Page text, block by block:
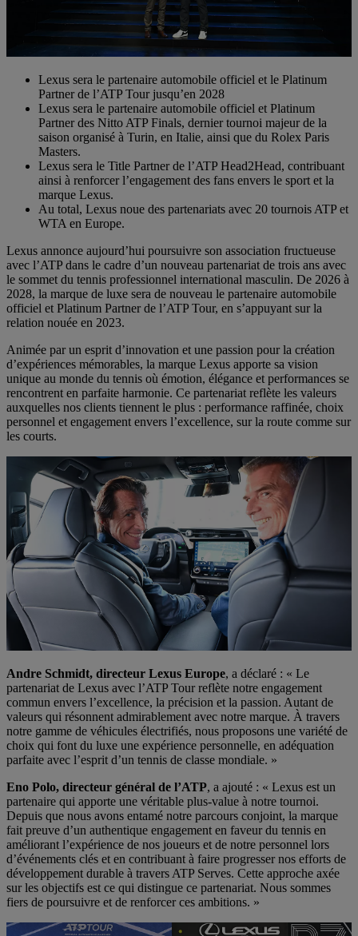
Lexus sera le partenaire automobile officiel et le Platinum
Partner de l’ATP Tour jusqu’en 2028
Lexus sera le partenaire automobile officiel et Platinum
Partner des Nitto ATP Finals, dernier tournoi majeur de la
saison organisé à Turin, en Italie, ainsi que du Rolex Paris
Masters.
Lexus sera le Title Partner de l’ATP Head2Head, contribuant
ainsi à renforcer l’engagement des fans envers le sport et la
marque Lexus.
Au total, Lexus noue des partenariats avec 20 tournois ATP et
WTA en Europe.
Lexus annonce aujourd’hui poursuivre son association fructueuse
avec l’ATP dans le cadre d’un nouveau partenariat de trois ans avec
le sommet du tennis professionnel international masculin. De 2026 à
2028, la marque de luxe sera de nouveau le partenaire automobile
officiel et Platinum Partner de l’ATP Tour, en s’appuyant sur la
relation nouée en 2023.
Animée par un esprit d’innovation et une passion pour la création
d’expériences mémorables, la marque Lexus apporte sa vision
unique au monde du tennis où émotion, élégance et performances se
rencontrent en parfaite harmonie. Ce partenariat reflète les valeurs
auxquelles nos clients tiennent le plus : performance raffinée, choix
personnel et engagement envers l’excellence, sur la route comme sur
les courts.
Andre Schmidt, directeur Lexus Europe, a déclaré : « Le
partenariat de Lexus avec l’ATP Tour reflète notre engagement
commun envers l’excellence, la précision et la passion. Autant de
valeurs qui résonnent admirablement avec notre marque. À travers
notre gamme de véhicules électrifiés, nous proposons une variété de
choix qui font du luxe une expérience personnelle, en adéquation
parfaite avec l’esprit d’un tennis de classe mondiale. »
Eno Polo, directeur général de l’ATP, a ajouté : « Lexus est un
partenaire qui apporte une véritable plus-value à notre tournoi.
Depuis que nous avons entamé notre parcours conjoint, la marque
fait preuve d’un authentique engagement en faveur du tennis en
améliorant l’expérience de nos joueurs et de notre personnel lors
d’événements clés et en contribuant à faire progresser nos efforts de
développement durable à travers ATP Serves. Cette approche axée
sur les objectifs est ce qui distingue ce partenariat. Nous sommes
fiers de poursuivre et de renforcer ces ambitions. »